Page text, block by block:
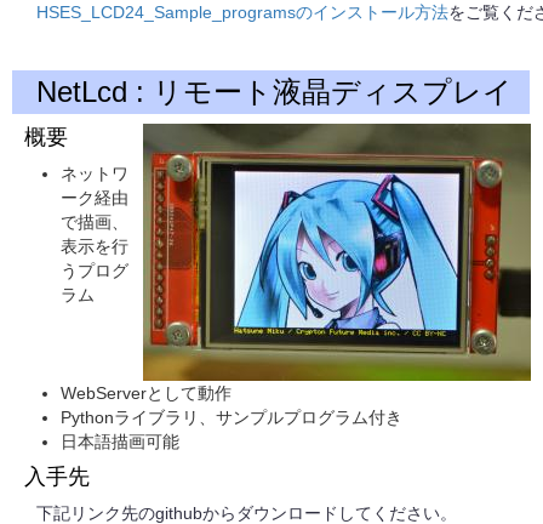
HSES_LCD24_Sample_programsのインストール方法をご覧くだ
NetLcd : リモート液晶ディスプレイ
概要
ネットワ
ーク経由
で描画、
表示を行
うプログ
ラム
WebServerとして動作
Pythonライブラリ、サンプルプログラム付き
日本語描画可能
入手先
下記リンク先のgithubからダウンロードしてください。